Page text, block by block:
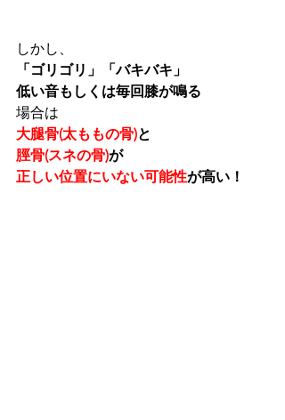
しかし、
「ゴリゴリ」「バキバキ」
低い音もしくは毎回膝が鳴る
場合は
大腿骨(太ももの骨)と
脛骨(スネの骨)が
正しい位置にいない可能性が高い！